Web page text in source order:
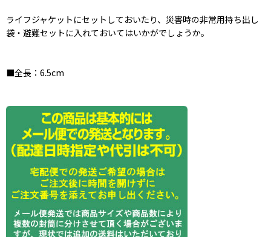
ライフジャケットにセットしておいたり、災害時の非常用持ち出し
袋・避難セットに入れておいてはいかがでしょうか。
■全長：6.5cm